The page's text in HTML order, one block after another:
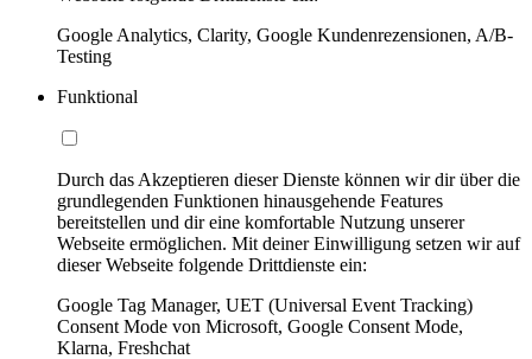
Google Analytics, Clarity, Google Kundenrezensionen, A/B-
Testing
Funktional
Durch das Akzeptieren dieser Dienste können wir dir über die
grundlegenden Funktionen hinausgehende Features
bereitstellen und dir eine komfortable Nutzung unserer
Webseite ermöglichen. Mit deiner Einwilligung setzen wir auf
dieser Webseite folgende Drittdienste ein:
Google Tag Manager, UET (Universal Event Tracking)
Consent Mode von Microsoft, Google Consent Mode,
Klarna, Freshchat